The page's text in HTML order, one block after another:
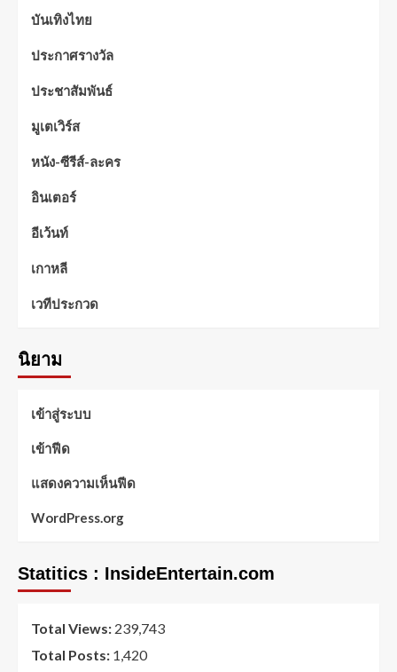
บันเทิงไทย
ประกาศรางวัล
ประชาสัมพันธ์
มูเตเวิร์ส
หนัง-ซีรีส์-ละคร
อินเตอร์
อีเว้นท์
เกาหลี
เวทีประกวด
นิยาม
เข้าสู่ระบบ
เข้าฟีด
แสดงความเห็นฟีด
WordPress.org
Statitics : InsideEntertain.com
Total Views: 239,743
Total Posts: 1,420